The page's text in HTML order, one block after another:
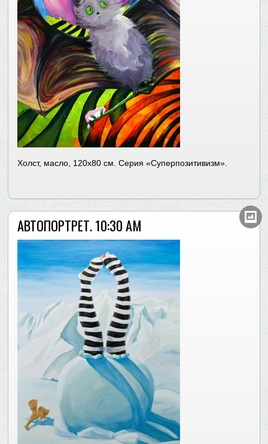
Холст, масло, 120х80 см. Серия «Суперпозитивизм».
АВТОПОРТРЕТ. 10:30 AM